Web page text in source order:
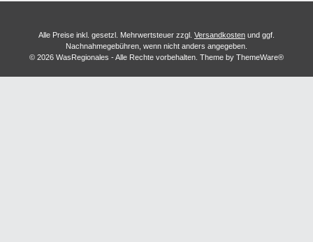
Alle Preise inkl. gesetzl. Mehrwertsteuer zzgl. Versandkosten und ggf.
Nachnahmegebühren, wenn nicht anders angegeben.
© 2026 WasRegionales - Alle Rechte vorbehalten. Theme by ThemeWare®